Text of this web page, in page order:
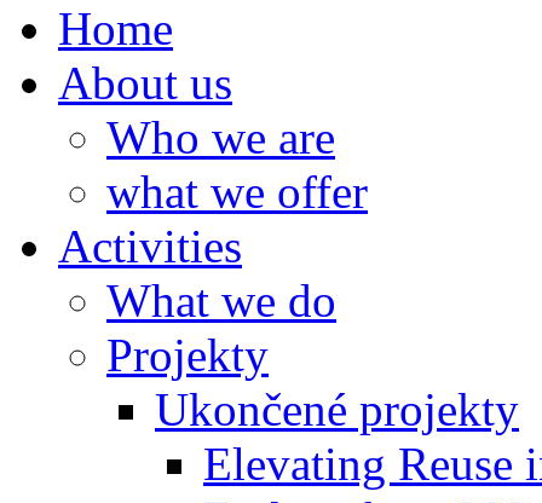
Home
About us
Who we are
what we offer
Activities
What we do
Projekty
Ukončené projekty
Elevating Reuse